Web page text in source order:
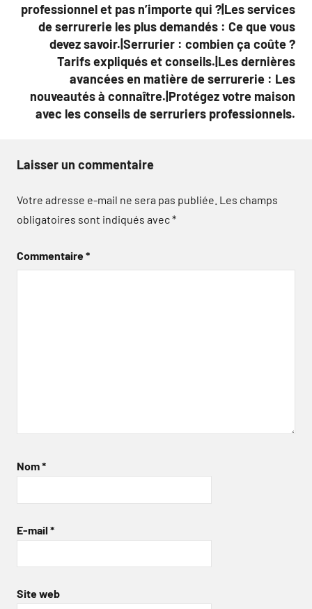
professionnel et pas n’importe qui ?|Les services
de serrurerie les plus demandés : Ce que vous
devez savoir.|Serrurier : combien ça coûte ?
Tarifs expliqués et conseils.|Les dernières
avancées en matière de serrurerie : Les
nouveautés à connaître.|Protégez votre maison
avec les conseils de serruriers professionnels.
Laisser un commentaire
Votre adresse e-mail ne sera pas publiée. Les champs
obligatoires sont indiqués avec*
Commentaire*
Nom*
E-mail *
Site web